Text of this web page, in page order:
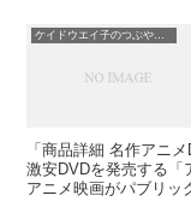
ケイドウエイ子のつぶやき日記
「商品詳細 名作アニ
激安DVDを発売する「
アニメ映画がパブリック